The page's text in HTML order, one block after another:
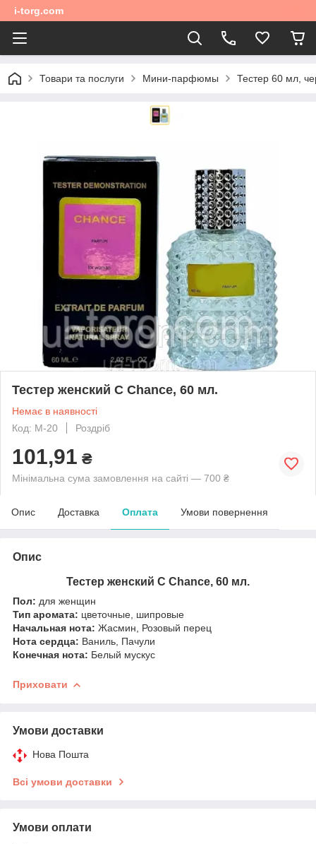
i-torg.com
Товари та послуги Мини-парфюмы Тестер 60 мл,
Тестер женский C Chance, 60 мл.
Немає в наявності
Код: M-20
Роздріб
101,91 ₴
Мінімальна сума замовлення на сайті — 700 ₴
Опис Доставка Оплата Умови повернення
Опис
Тестер женский C Chance, 60 мл.
Пол: для женщин
Тип аромата: цветочные, шипровые
Начальная нота: Жасмин, Розовый перец
Нота сердца: Ваниль, Пачули
Конечная нота: Белый мускус
Приховати
Умови доставки
Нова Пошта
Всі умови доставки
Умови оплати